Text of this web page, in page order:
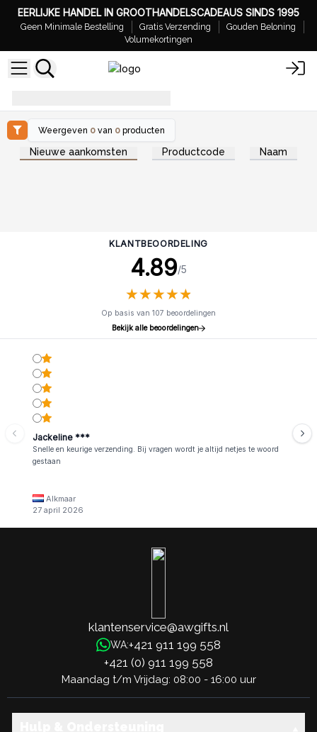
EERLIJKE HANDEL IN GROOTHANDELSCADEAUS SINDS 1995
Geen Minimale Bestelling Gratis Verzending
Gouden Beloning
Volumekortingen
Weergeven 0 van 0 producten
Nieuwe aankomsten Productcode Naam
KLANTBEOORDELING
4.89/5
★★★★★
★★★★★
Op basis van 107 beoordelingen
Bekijk alle beoordelingen
Jackeline ***
Snelle en keurige verzending. Bij vragen wordt je altijd netjes te woord
gestaan
Alkmaar
27 april 2026
klantenservice@awgifts.nl
WA:+421 911 199 558
+421 (0) 911 199 558
Maandag t/m Vrijdag: 08:00 - 16:00 uur